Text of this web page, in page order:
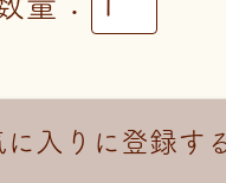
に入りに登録す